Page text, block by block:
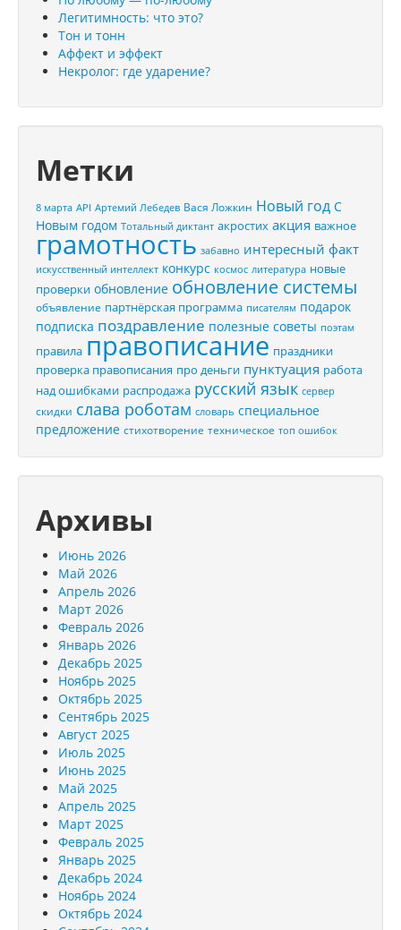
Легитимность: что это?
Тон и тонн
Аффект и эффект
Некролог: где ударение?
Метки
8 марта API Артемий Лебедев Вася Ложкин Новый год С
Новым годом Тотальный диктант акростих акция важное
грамотность забавно интересный факт
искусственный интеллект конкурс космос литература новые
проверки обновление обновление системы
объявление партнёрская программа писателям подарок
подписка поздравление полезные советы поэтам
правила правописание праздники
проверка правописания про деньги пунктуация работа
над ошибками распродажа русский язык сервер
скидки слава роботам словарь специальное
предложение стихотворение техническое топ ошибок
Архивы
Июнь 2026
Май 2026
Апрель 2026
Март 2026
Февраль 2026
Январь 2026
Декабрь 2025
Ноябрь 2025
Октябрь 2025
Сентябрь 2025
Август 2025
Июль 2025
Июнь 2025
Май 2025
Апрель 2025
Март 2025
Февраль 2025
Январь 2025
Декабрь 2024
Ноябрь 2024
Октябрь 2024